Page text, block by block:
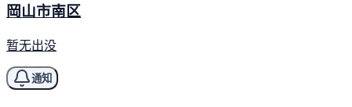
岡山市南区
暂无出没
通知